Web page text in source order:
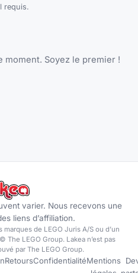
requis.
moment. Soyez le premier !
varier. Nous recevons une
liens d’affiliation.
de LEGO Juris A/S ou d’un
The LEGO Group. Lakea n’est pas
par The LEGO Group.
RetoursConfidentialitéMentions